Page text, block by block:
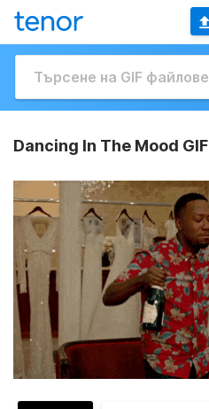
Dancing In The Mood GIF